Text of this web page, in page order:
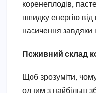
коренеплодів,
швидку енергію від
насичення завдяки
Поживний склад
Щоб зрозуміти,
одним з найбільш